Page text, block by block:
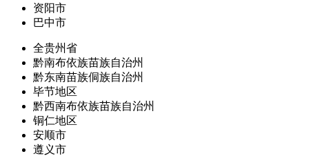
资阳市
巴中市
全贵州省
黔南布依族苗族自治州
黔东南苗族侗族自治州
毕节地区
黔西南布依族苗族自治州
铜仁地区
安顺市
遵义市